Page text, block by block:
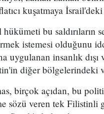
kuşatmaya
hükümeti bu
istemesi olduğunu
uygulanan insanlık
diğer bölgelerindeki
birçok açıdan, bu
sözü veren tek Filistinli